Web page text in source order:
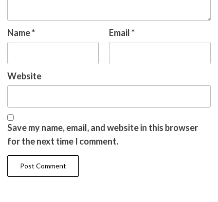
Name* Email*
Website
Save my name, email, and website in this browser
for the next time I comment.